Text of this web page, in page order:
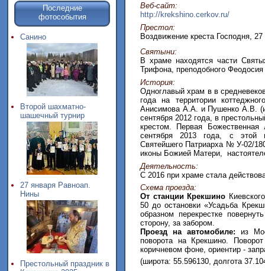
Последние
фотособытия
Санино
Второй шахматно-
шашечный турнир
27 января Равноап.
Нины
Престольный праздник в
Веб-сайт:
http://krekshino.cerkov.ru/
Престол:
Воздвижение креста Господня, 27
Святыни:
В храме находятся части
Трифона, преподобного Феодосия
История:
Одноглавый храм в в
года на территории
Анисимова А.А. и Пушенко А.В.
сентября 2012 года, в
крестом. Первая
сентября 2013 года, с этой
Святейшего Патриарха № У-02/
иконы Божией Матери,
Деятельность:
С 2016 при храме стала
Схема проезда:
От станции Крекшино
50 до остановки «Усадьба
образном перекрестке
сторону, за забором.
Проезд на автомобиле: из
поворота на Крекшино.
коричневом фоне, ориентир -
(широта: 55.596130, долгота